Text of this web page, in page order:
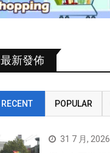
最新發佈
RECENT POPULAR
31 7 月, 2026